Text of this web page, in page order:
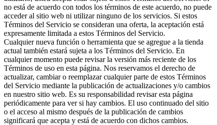
no está de acuerdo con todos los términos de este acuerdo, no puede
acceder al sitio web ni utilizar ninguno de los servicios. Si estos
Términos del Servicio se consideran una oferta, la aceptación está
expresamente limitada a estos Términos del Servicio.
Cualquier nueva función o herramienta que se agregue a la tienda
actual también estará sujeta a los Términos del Servicio. En
cualquier momento puede revisar la versión más reciente de los
Términos de uso en esta página. Nos reservamos el derecho de
actualizar, cambiar o reemplazar cualquier parte de estos Términos
del Servicio mediante la publicación de actualizaciones y/o cambios
en nuestro sitio web. Es su responsabilidad revisar esta página
periódicamente para ver si hay cambios. El uso continuado del sitio
o el acceso al mismo después de la publicación de cambios
significará que acepta y está de acuerdo con dichos cambios.